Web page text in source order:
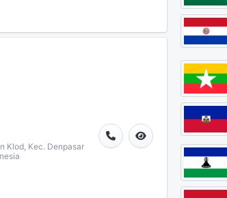
Klod, Kec. Denpasar